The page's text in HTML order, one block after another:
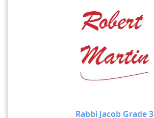
Rabbi Jacob Grade 3